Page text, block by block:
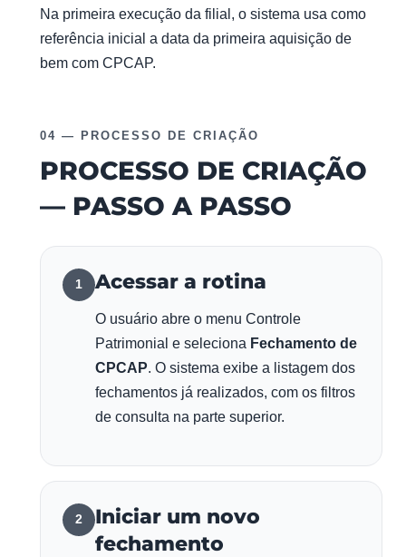
Na primeira execução da filial, o sistema usa como
referência inicial a data da primeira aquisição de
bem com CPCAP.
04 — PROCESSO DE CRIAÇÃO
PROCESSO DE CRIAÇÃO
— PASSO A PASSO
1 Acessar a rotina
O usuário abre o menu Controle
Patrimonial e seleciona Fechamento de
CPCAP. O sistema exibe a listagem dos
fechamentos já realizados, com os filtros
de consulta na parte superior.
2
Iniciar um novo
fechamento